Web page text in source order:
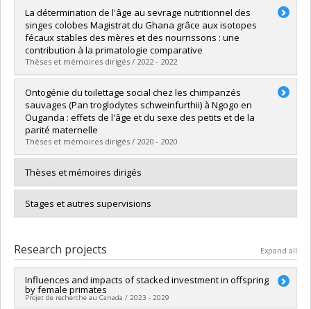
Graduate :St-Onge, Charlotte
Cycle : Master's
Grade :M. Sc.
Lien vers le document dans Papyrus
La détermination de l'âge au sevrage nutritionnel des
singes colobes Magistrat du Ghana grâce aux isotopes
fécaux stables des mères et des nourrissons : une
contribution à la primatologie comparative
Thèses et mémoires dirigés / 2022 - 2022
Graduate :Bouarab, Melila
Cycle :Master's
Grade :M. Sc.
Lien vers le document dans Papyrus
Ontogénie du toilettage social chez les chimpanzés
sauvages (Pan troglodytes schweinfurthii) à Ngogo en
Ouganda : effets de l'âge et du sexe des petits et de la
parité maternelle
Thèses et mémoires dirigés / 2020 - 2020
Graduate :Desruelle, Kelly
Lien vers le document dans Papyrus
Thèses et mémoires dirigés
Stages et autres supervisions
Research projects Expand all
Influences and impacts of stacked investment in offspring
by female primates
Projet de recherche au Canada / 2023 - 2029